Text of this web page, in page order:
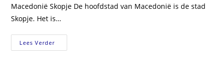
Macedonië Skopje De hoofdstad van Macedonië is de stad
Skopje. Het is…
Lees VerderNoord-
Macedonië